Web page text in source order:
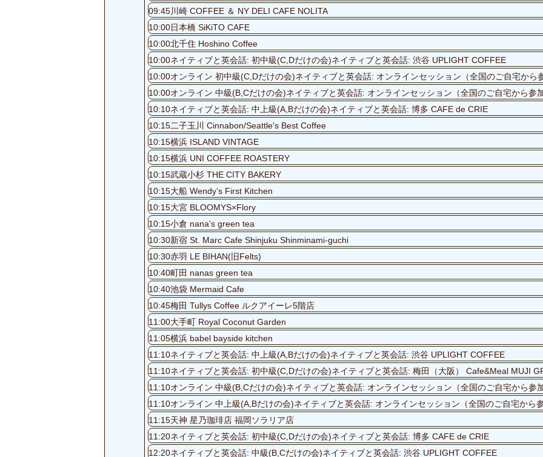
09:45川崎 COFFEE ＆ NY DELI CAFE NOLITA
10:00日本橋 SiKiTO CAFE
10:00北千住 Hoshino Coffee
10:00ネイティブと英会話: 初中級(C,Dだけの会)ネイティブと英会話: 渋谷 UPLIGHT COFFEE
10:00オンライン 初中級(C,Dだけの会)ネイティブと英会話: オンラインセッション（全国のご自宅から
10:00オンライン 中級(B,Cだけの会)ネイティブと英会話: オンラインセッション（全国のご自宅から参
10:10ネイティブと英会話: 中上級(A,Bだけの会)ネイティブと英会話: 博多 CAFE de CRIE
10:15二子玉川 Cinnabon/Seattle's Best Coffee
10:15横浜 ISLAND VINTAGE
10:15横浜 UNI COFFEE ROASTERY
10:15武蔵小杉 THE CITY BAKERY
10:15大船 Wendy’s First Kitchen
10:15大宮 BLOOMYS×Flory
10:15小倉 nana's green tea
10:30新宿 St. Marc Cafe Shinjuku Shinminami-guchi
10:30赤羽 LE BIHAN(旧Felts)
10:40町田 nanas green tea
10:40池袋 Mermaid Cafe
10:45梅田 Tullys Coffee ルクアイーレ5階店
11:00大手町 Royal Coconut Garden
11:05横浜 babel bayside kitchen
11:10ネイティブと英会話: 中上級(A,Bだけの会)ネイティブと英会話: 渋谷 UPLIGHT COFFEE
11:10ネイティブと英会話: 初中級(C,Dだけの会)ネイティブと英会話: 梅田（大阪） Cafe&Meal MUJI
11:10オンライン 中級(B,Cだけの会)ネイティブと英会話: オンラインセッション（全国のご自宅から参
11:10オンライン 中上級(A,Bだけの会)ネイティブと英会話: オンラインセッション（全国のご自宅から
11:15天神 星乃珈琲店 福岡ソラリア店
11:20ネイティブと英会話: 初中級(C,Dだけの会)ネイティブと英会話: 博多 CAFE de CRIE
12:20ネイティブと英会話: 中級(B,Cだけの会)ネイティブと英会話: 渋谷 UPLIGHT COFFEE